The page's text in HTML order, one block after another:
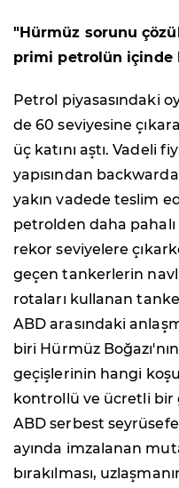
"Hürmüz sorunu
primi petrolün içinde
Petrol piyasasındaki
de 60 seviyesine
üç katını aştı. Vadeli
yapısından
yakın vadede teslim
petrolden daha
rekor seviyelere
geçen tankerlerin
rotaları kullanan
ABD arasındaki
biri Hürmüz
geçişlerinin hangi
kontrollü ve ücretli bir
ABD serbest
ayında imzalanan
bırakılması,